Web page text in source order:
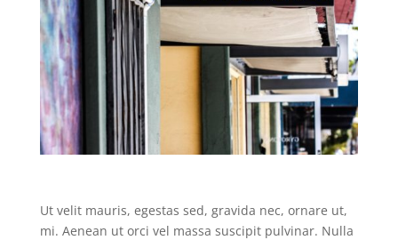
Ut velit mauris, egestas sed, gravida nec, ornare ut,
mi. Aenean ut orci vel massa suscipit pulvinar. Nulla